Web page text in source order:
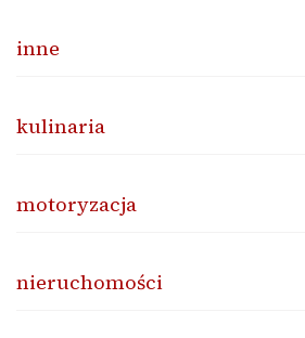
inne
kulinaria
motoryzacja
nieruchomości